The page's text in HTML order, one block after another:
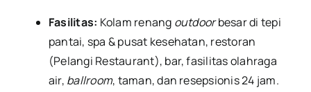
Fasilitas: Kolam renang outdoorbesar di tepi
pantai, spa & pusat kesehatan, restoran
(Pelangi Restaurant), bar, fasilitas olahraga
air, ballroom, taman, dan resepsionis 24 jam.